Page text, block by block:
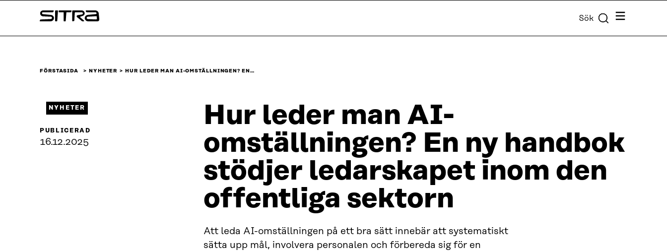
↓
Sitra Sök Meny
FÖRSTASIDA NYHETER HUR LEDER MAN AI-OMSTÄLLNINGEN? EN…
Hur leder man AI-
omställningen? En ny handbok
stödjer ledarskapet inom den
offentliga sektorn
Att leda AI-omställningen på ett bra sätt innebär att systematiskt
sätta upp mål, involvera personalen och förbereda sig för en
NYHETER
PUBLICERAD
16.12.2025